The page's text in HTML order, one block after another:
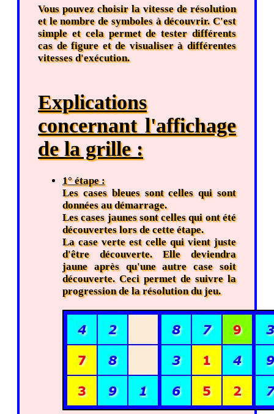
Vous pouvez choisir la vitesse de résolution
et le nombre de symboles à découvrir. C'est
simple et cela permet de tester différents
cas de figure et de visualiser à différentes
vitesses d'exécution.
Explications
concernant l'affichage
de la grille :
1° étape :
Les cases bleues sont celles qui sont
données au démarrage.
Les cases jaunes sont celles qui ont été
découvertes lors de cette étape.
La case verte est celle qui vient juste
d'être découverte. Elle deviendra
jaune après qu'une autre case soit
découverte. Ceci permet de suivre la
progression de la résolution du jeu.